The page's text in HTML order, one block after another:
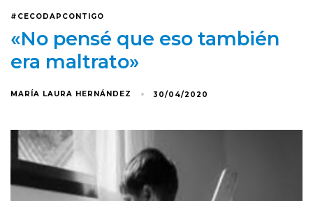
#CECODAPCONTIGO
«No pensé que eso también
era maltrato»
MARÍA LAURA HERNÁNDEZ 30/04/2020